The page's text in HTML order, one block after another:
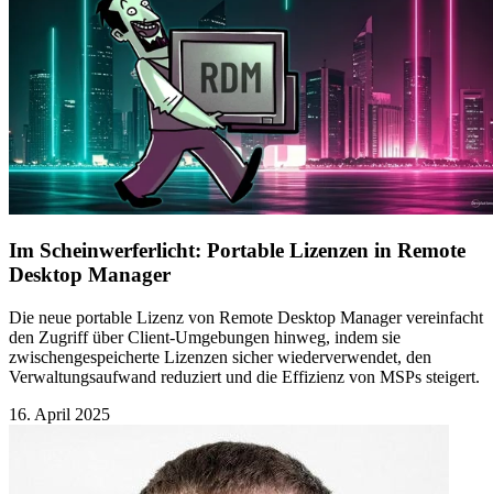
Im Scheinwerferlicht: Portable Lizenzen in Remote
Desktop Manager
Die neue portable Lizenz von Remote Desktop Manager vereinfacht
den Zugriff über Client-Umgebungen hinweg, indem sie
zwischengespeicherte Lizenzen sicher wiederverwendet, den
Verwaltungsaufwand reduziert und die Effizienz von MSPs steigert.
16. April 2025